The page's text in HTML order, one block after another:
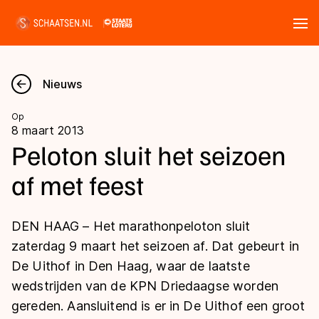
Nieuws
Kalender
Disciplines
Langebaan
Shorttrack
Inlineskaten
Uitslagen
Langebaan
Shorttrack
Marathon
Tijden & historie
Ranglijsten Langebaan
Nieuws
Op
8 maart 2013
Peloton sluit het seizoen
af met feest
DEN HAAG – Het marathonpeloton sluit
zaterdag 9 maart het seizoen af. Dat gebeurt in
De Uithof in Den Haag, waar de laatste
wedstrijden van de KPN Driedaagse worden
gereden. Aansluitend is er in De Uithof een groot